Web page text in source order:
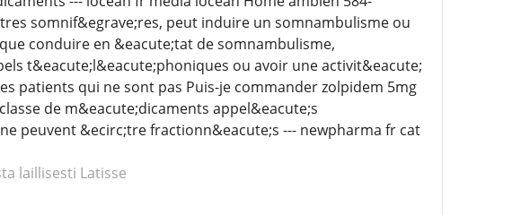
somnif&egrave;res, peut induire un somnambulisme ou
conduire en &eacute;tat de somnambulisme,
t&eacute;l&eacute;phoniques ou avoir une activit&eacute;
patients qui ne sont pas Puis-je commander zolpidem 5mg
de m&eacute;dicaments appel&eacute;s
peuvent &ecirc;tre fractionn&eacute;s --- newpharma fr cat
laillisesti Latisse